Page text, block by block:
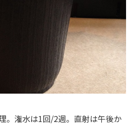
。潅水は1回/2週。直射は午後か